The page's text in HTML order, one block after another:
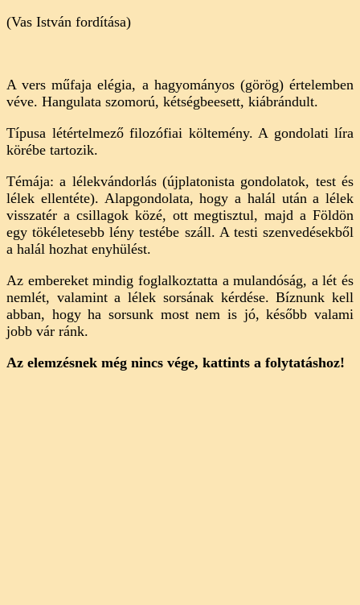
(Vas István fordítása)
A vers műfaja elégia, a hagyományos (görög) értelemben
véve. Hangulata szomorú, kétségbeesett, kiábrándult.
Típusa létértelmező filozófiai költemény. A gondolati líra
körébe tartozik.
Témája: a lélekvándorlás (újplatonista gondolatok, test és
lélek ellentéte). Alapgondolata, hogy a halál után a lélek
visszatér a csillagok közé, ott megtisztul, majd a Földön
egy tökéletesebb lény testébe száll. A testi szenvedésekből
a halál hozhat enyhülést.
Az embereket mindig foglalkoztatta a mulandóság, a lét és
nemlét, valamint a lélek sorsának kérdése. Bíznunk kell
abban, hogy ha sorsunk most nem is jó, később valami
jobb vár ránk.
Az elemzésnek még nincs vége, kattints a folytatáshoz!